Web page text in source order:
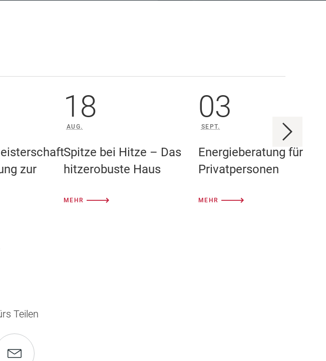
zur
18
AUG.
Spitze bei Hitze – Das
hitzerobuste Haus
MEHR
03
SEPT.
Energieberatung für
Privatpersonen
MEHR
Teilen